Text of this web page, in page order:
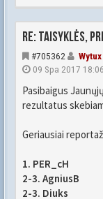
Re: Taisyklės,
#705362
Wytux
09 Spa 2017 18:06
Pasibaigus
rezultatus
Geriausiai
1. PER_cH
2-3. AgniusB
2-3. Diuks